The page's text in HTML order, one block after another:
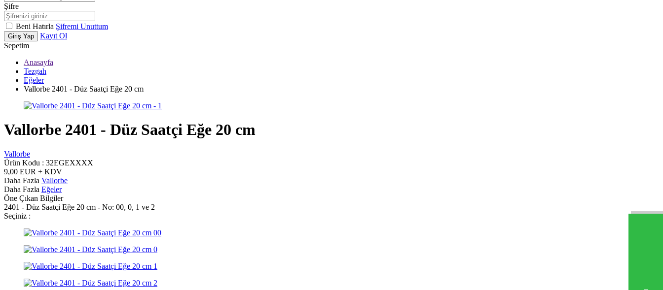
Şifre
Beni Hatırla Şifremi Unuttum
Giriş Yap
Kayıt Ol
Sepetim
Anasayfa
Tezgah
Eğeler
Vallorbe 2401 - Düz Saatçi Eğe 20 cm
Vallorbe 2401 - Düz Saatçi Eğe 20 cm
Vallorbe
Ürün Kodu : 32EGEXXXX
9,00 EUR + KDV
Daha Fazla Vallorbe
Daha Fazla Eğeler
Öne Çıkan Bilgiler
2401 - Düz Saatçi Eğe 20 cm - No: 00, 0, 1 ve 2
Seçiniz :